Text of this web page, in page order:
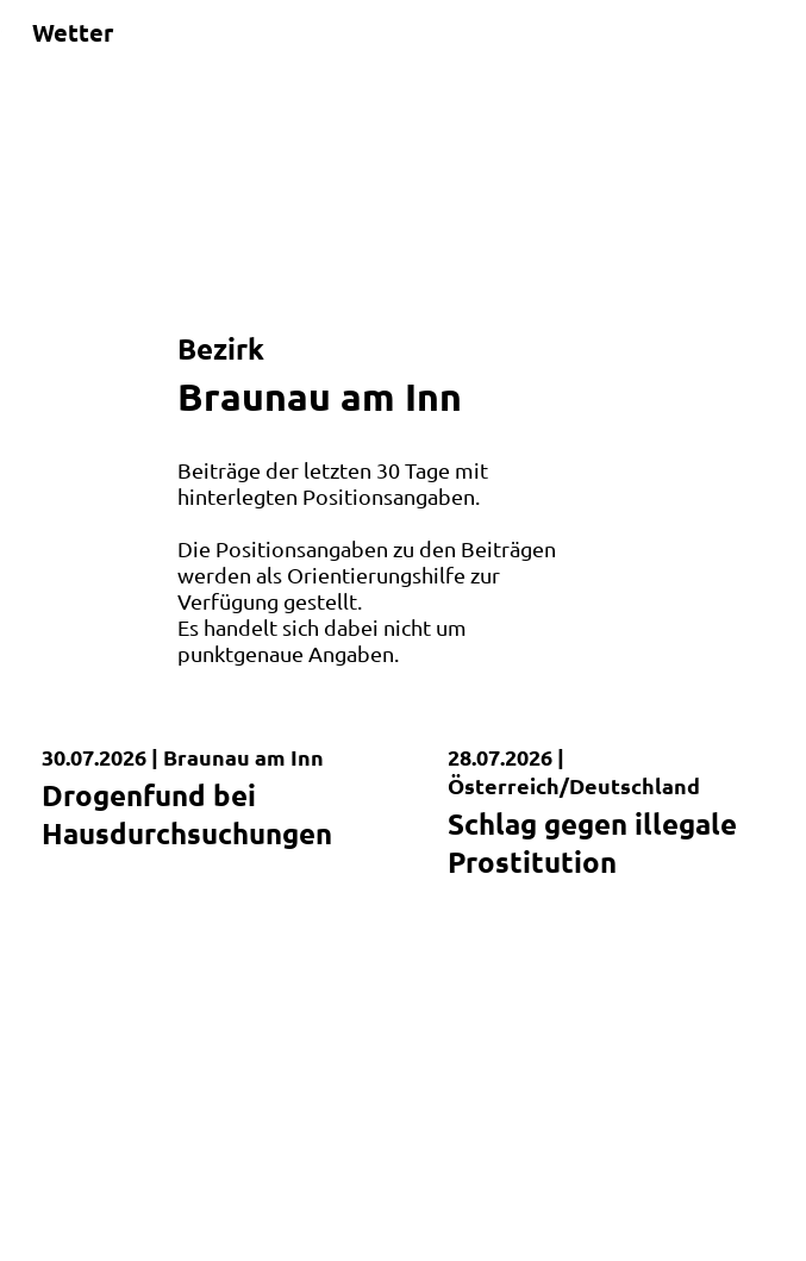
Wetter
Bezirk
Braunau am Inn
Beiträge der letzten 30 Tage mit
hinterlegten Positionsangaben.
Die Positionsangaben zu den Beiträgen
werden als Orientierungshilfe zur
Verfügung gestellt.
Es handelt sich dabei nicht um
punktgenaue Angaben.
Kurzmeldung
30.07.2026 | Braunau am Inn
Drogenfund bei
Hausdurchsuchungen
Kurzmeldung
28.07.2026 |
Österreich/Deutschland
Schlag gegen illegale
Prostitution